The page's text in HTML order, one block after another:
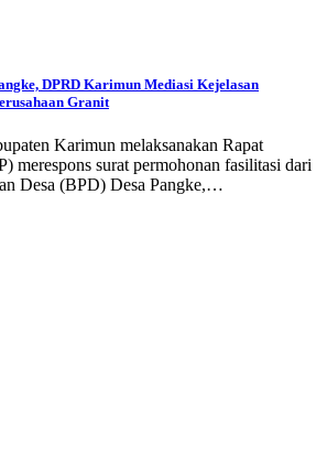
DPRD Karimun Mediasi Kejelasan
Granit
Karimun melaksanakan Rapat
merespons surat permohonan fasilitasi dari
Desa (BPD) Desa Pangke,…